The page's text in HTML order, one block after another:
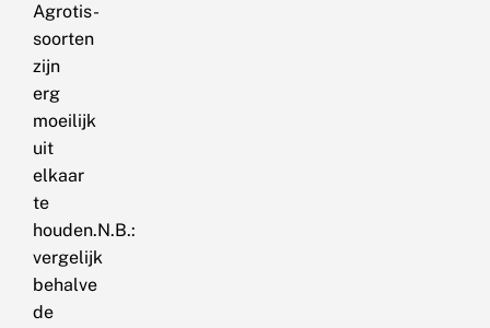
Agrotis-
soorten
zijn
erg
moeilijk
uit
elkaar
te
houden.N.B.:
vergelijk
behalve
de